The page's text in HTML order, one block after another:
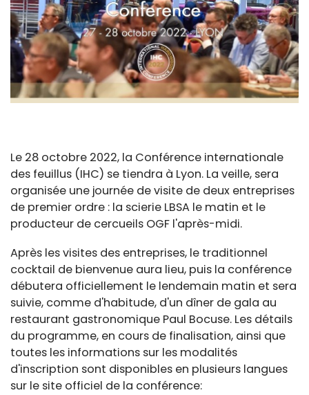
Le 28 octobre 2022, la Conférence internationale
des feuillus (IHC) se tiendra à Lyon. La veille, sera
organisée une journée de visite de deux entreprises
de premier ordre : la scierie LBSA le matin et le
producteur de cercueils OGF l'après-midi.
Après les visites des entreprises, le traditionnel
cocktail de bienvenue aura lieu, puis la conférence
débutera officiellement le lendemain matin et sera
suivie, comme d'habitude, d'un dîner de gala au
restaurant gastronomique Paul Bocuse. Les détails
du programme, en cours de finalisation, ainsi que
toutes les informations sur les modalités
d'inscription sont disponibles en plusieurs langues
sur le site officiel de la conférence: